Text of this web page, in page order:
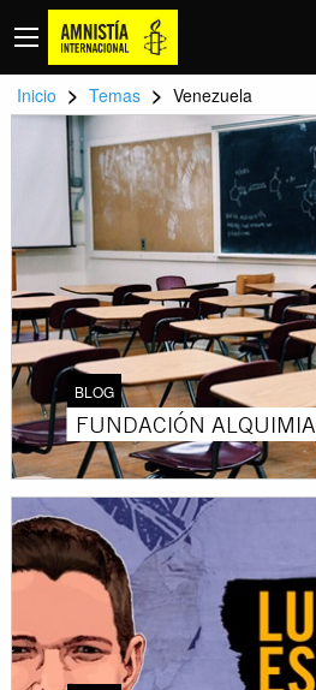
Inicio > Temas > Venezuela
BLOG
FUNDACIÓN ALQUIMIA